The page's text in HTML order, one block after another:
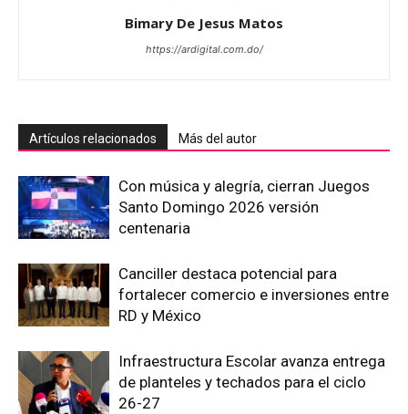
Bimary De Jesus Matos
https://ardigital.com.do/
Artículos relacionados Más del autor
Con música y alegría, cierran Juegos
Santo Domingo 2026 versión
centenaria
Canciller destaca potencial para
fortalecer comercio e inversiones entre
RD y México
Infraestructura Escolar avanza entrega
de planteles y techados para el ciclo
26-27